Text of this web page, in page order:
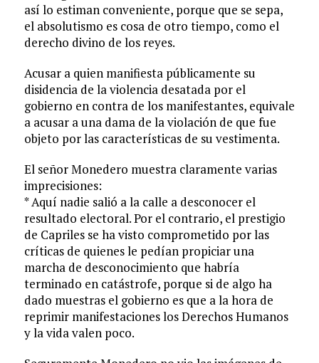
así lo estiman conveniente, porque que se sepa,
el absolutismo es cosa de otro tiempo, como el
derecho divino de los reyes.
Acusar a quien manifiesta públicamente su
disidencia de la violencia desatada por el
gobierno en contra de los manifestantes, equivale
a acusar a una dama de la violación de que fue
objeto por las características de su vestimenta.
El señor Monedero muestra claramente varias
imprecisiones:
* Aquí nadie salió a la calle a desconocer el
resultado electoral. Por el contrario, el prestigio
de Capriles se ha visto comprometido por las
críticas de quienes le pedían propiciar una
marcha de desconocimiento que habría
terminado en catástrofe, porque si de algo ha
dado muestras el gobierno es que a la hora de
reprimir manifestaciones los Derechos Humanos
y la vida valen poco.